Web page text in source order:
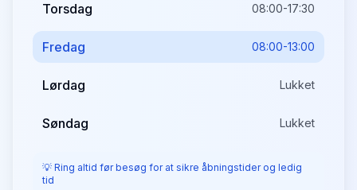
Torsdag 08:00-17:30
Fredag 08:00-13:00
Lørdag Lukket
Søndag Lukket
💡 Ring altid før besøg for at sikre åbningstider og ledig
tid